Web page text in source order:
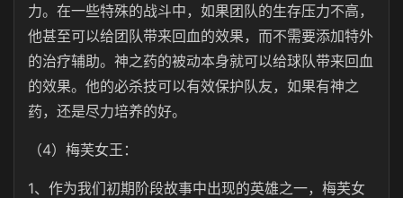
力。在一些特殊的战斗中，如果团队的生存压力不高，
他甚至可以给团队带来回血的效果，而不需要添加特外
的治疗辅助。神之药的被动本身就可以给球队带来回血
的效果。他的必杀技可以有效保护队友，如果有神之
药，还是尽力培养的好。
（4）梅芙女王：
1、作为我们初期阶段故事中出现的英雄之一，梅芙女